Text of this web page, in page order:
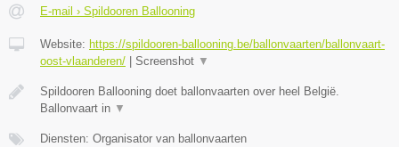
E-mail › Spildooren Ballooning
Website: https://spildooren-ballooning.be/ballonvaarten/ballonvaart-
oost-vlaanderen/ | Screenshot ▼
Spildooren Ballooning doet ballonvaarten over heel België.
Ballonvaart in ▼
Diensten: Organisator van ballonvaarten